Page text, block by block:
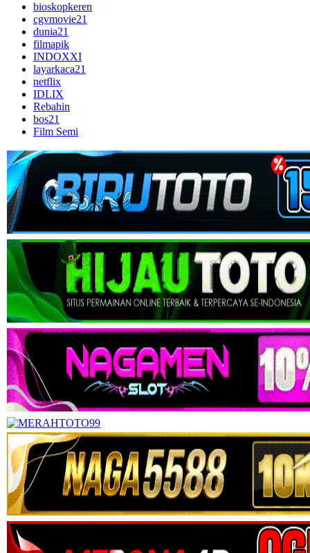
bioskopkeren
cgvmovie21
dunia21
filmapik
INDOXXI
layarkaca21
netflix
IDLIX
Rebahin
bos21
Film Semi